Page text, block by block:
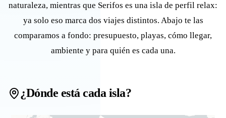
naturaleza, mientras que Serifos es una isla de perfil relax:
ya solo eso marca dos viajes distintos. Abajo te las
comparamos a fondo: presupuesto, playas, cómo llegar,
ambiente y para quién es cada una.
¿Dónde está cada isla?